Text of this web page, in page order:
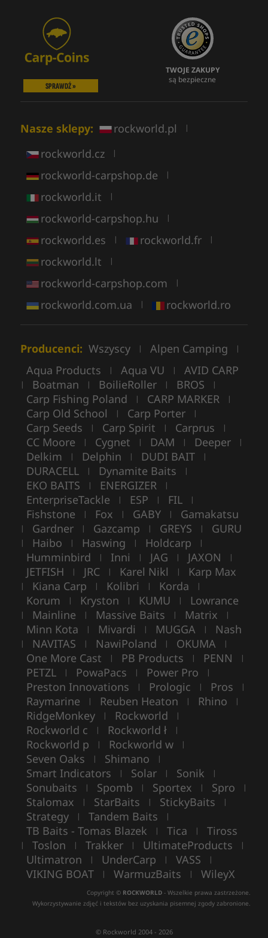
SPRAWDŹ »
TWOJE ZAKUPY
są bezpieczne
Nasze sklepy: rockworld.pl |
rockworld.cz |
rockworld-carpshop.de |
rockworld.it |
rockworld-carpshop.hu |
rockworld.es | rockworld.fr |
rockworld.lt |
rockworld-carpshop.com |
rockworld.com.ua | rockworld.ro
Producenci: Wszyscy | Alpen Camping |
Aqua Products | Aqua VU | AVID CARP
| Boatman | BoilieRoller | BROS |
Carp Fishing Poland | CARP MARKER |
Carp Old School | Carp Porter |
Carp Seeds | Carp Spirit | Carprus |
CC Moore | Cygnet | DAM | Deeper |
Delkim | Delphin | DUDI BAIT |
DURACELL | Dynamite Baits |
EKO BAITS | ENERGIZER |
EnterpriseTackle | ESP | FIL |
Fishstone | Fox | GABY | Gamakatsu
| Gardner | Gazcamp | GREYS | GURU
| Haibo | Haswing | Holdcarp |
Humminbird | Inni | JAG | JAXON |
JETFISH | JRC | Karel Nikl | Karp Max
| Kiana Carp | Kolibri | Korda |
Korum | Kryston | KUMU | Lowrance
| Mainline | Massive Baits | Matrix |
Minn Kota | Mivardi | MUGGA | Nash
| NAVITAS | NawiPoland | OKUMA |
One More Cast | PB Products | PENN |
PETZL | PowaPacs | Power Pro |
Preston Innovations | Prologic | Pros |
Raymarine | Reuben Heaton | Rhino |
RidgeMonkey | Rockworld |
Rockworld c | Rockworld ł |
Rockworld p | Rockworld w |
Seven Oaks | Shimano |
Smart Indicators | Solar | Sonik |
Sonubaits | Spomb | Sportex | Spro |
Stalomax | StarBaits | StickyBaits |
Strategy | Tandem Baits |
TB Baits - Tomas Blazek | Tica | Tiross
| Toslon | Trakker | UltimateProducts |
Ultimatron | UnderCarp | VASS |
VIKING BOAT | WarmuzBaits | WileyX
Copyright © ROCKWORLD - Wszelkie prawa zastrzeżone.
Wykorzystywanie zdjęć i tekstów bez uzyskania pisemnej zgody zabronione.
© Rockworld 2004 - 2026